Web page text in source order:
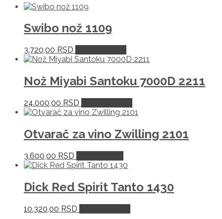
Swibo nož 1109
3.720,00 RSD
Nož Miyabi Santoku 7000D 2211
24.000,00 RSD
Otvarač za vino Zwilling 2101
3.600,00 RSD
Dick Red Spirit Tanto 1430
10.320,00 RSD